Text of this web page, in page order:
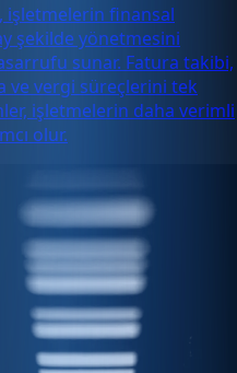
işletmelerin finansal
şekilde yönetmesini
sunar. Fatura takibi,
ve vergi süreçlerini tek
işletmelerin daha verimli
olur.